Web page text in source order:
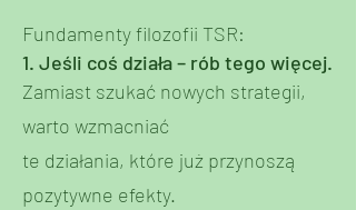
Fundamenty filozofii TSR:
1. Jeśli coś działa – rób tego więcej.
Zamiast szukać nowych strategii,
warto wzmacniać
te działania, które już przynoszą
pozytywne efekty.